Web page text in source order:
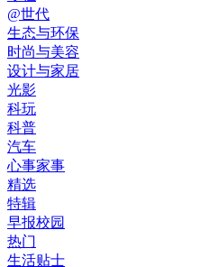
@世代
生态与环保
时尚与美容
设计与家居
光影
科玩
科普
汽车
心事家事
精选
特辑
早报校园
热门
生活贴士